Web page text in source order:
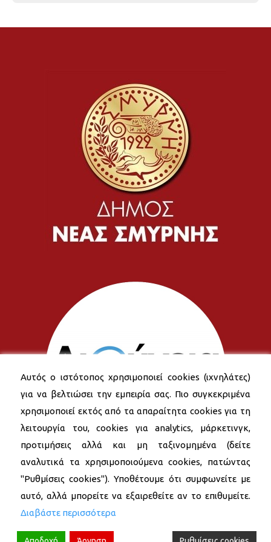
Αυτός ο ιστότοπος χρησιμοποιεί cookies (ιχνηλάτες)
για να βελτιώσει την εμπειρία σας. Πιο συγκεκριμένα
χρησιμοποιεί εκτός από τα απαραίτητα cookies για τη
λειτουργία του, cookies για analytics, μάρκετινγκ,
προτιμήσεις αλλά και μη ταξινομημένα (δείτε
αναλυτικά τα χρησιμοποιούμενα cookies, πατώντας
"Ρυθμίσεις cookies"). Υποθέτουμε ότι συμφωνείτε με
αυτό, αλλά μπορείτε να εξαιρεθείτε αν το επιθυμείτε.
Διαβάστε περισσότερα